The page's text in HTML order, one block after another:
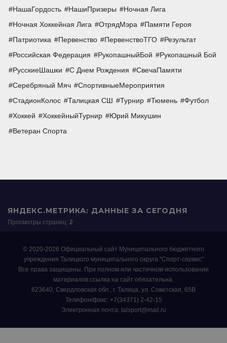
НашаГордость
НашиПризеры
Ночная Лига
Ночная Хоккейная Лига
ОтрядМэра
Памяти Героя
Патриотика
Первенство ПервенствоТГО
Результат
Российская Федерация
РукопашныйБой
Рукопашный Бой
РусскиеШашки
С Днем Рождения
СвечаПамяти
Серебряный Мяч
СпортивныеМероприятия
СтадионКолос
Талицкая СШ Турнир Тюмень
Футбол
Хоккей
ХоккейныйТурнир
Юрий Микушин
Ветеран Спорта
ЯНДЕКС.МЕТРИКА: ДАННЫЕ ЗА СЕГОДНЯ
Просмотры страниц: 2
© 2020-2026 Официальный сайт Муниципального бюджетного
учреждения Талицкого муниципального округа "Спорт-сервис"
Все права защищены. При полном или частичном использовании
материалов ссылка на сайт обязательна.
623640, Свердловская обл., г. Талица, ул. Советская, 65В
Телефон/факс: +7(34371) 2-42-15
Электронная почта: talsport@mail.ru